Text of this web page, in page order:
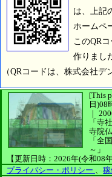
は、上記
ホームペ
このQRコ
作りまし
（QRコードは、株式会社デ
[This
日)08
｜
「寺
寺院
「全
～」
【更新日時：2026年(令和08
プライバシー・ポリシー 、